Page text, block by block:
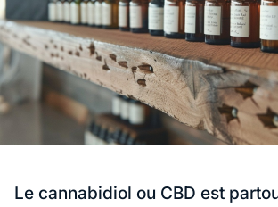
Le cannabidiol ou CBD est